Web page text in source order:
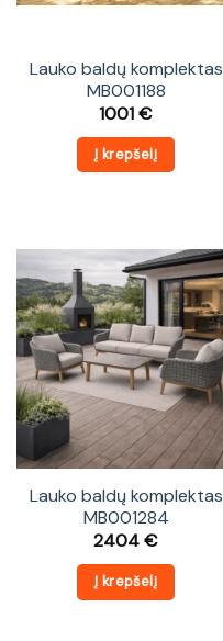
Lauko baldų komplektas
MB001188
1001€
Į krepšelį
Lauko baldų komplektas
MB001284
2404€
Į krepšelį